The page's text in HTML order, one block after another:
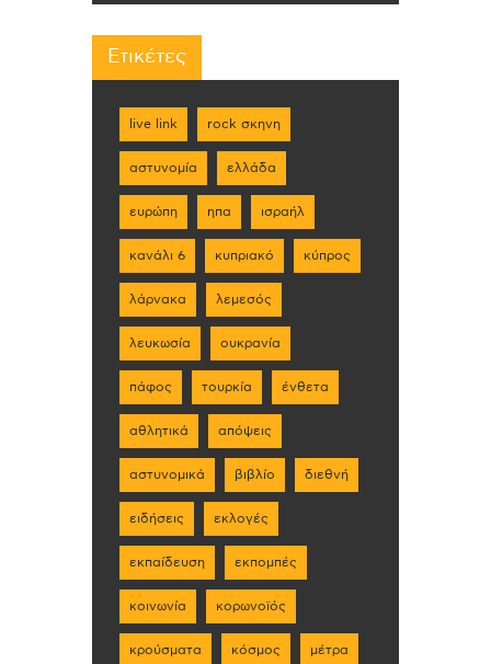
Ετικέτες
live link rock σκηνη
αστυνομία ελλάδα
ευρώπη ηπα ισραήλ
κανάλι 6 κυπριακό κύπρος
λάρνακα λεμεσός
λευκωσία ουκρανία
πάφος τουρκία ένθετα
αθλητικά απόψεις
αστυνομικά βιβλίο διεθνή
ειδήσεις εκλογές
εκπαίδευση εκπομπές
κοινωνία κορωνοϊός
κρούσματα κόσμος μέτρα